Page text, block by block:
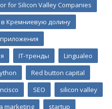
for Silicon Valley Companies
в Кремниевую долину
IT-тренды
Lingualeo
Red button capital
SEO
silicon valley
marketing
startup